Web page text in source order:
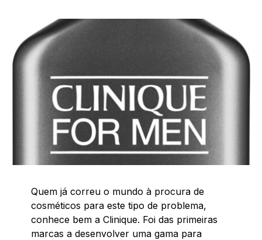
Quem já correu o mundo à procura de
cosméticos para este tipo de problema,
conhece bem a Clinique. Foi das primeiras
marcas a desenvolver uma gama para